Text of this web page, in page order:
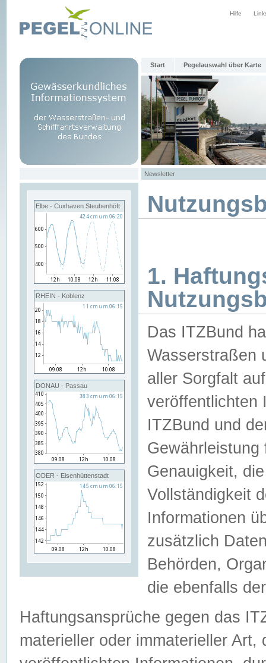
Hilfe
Start Pegelauswahl über Karte
Newsletter
Elbe - Cuxhaven Steubenhöft
RHEIN - Koblenz
DONAU - Passau
ODER - Eisenhüttenstadt
1.
Das ITZBund
Wasserstraßen
aller Sorgfalt
veröffentlichten
ITZBund und
Genauigkeit,
Vollständigkeit
Informationen
zusätzlich
Behörden,
die ebenfalls
Haftungsansprüche gegen das
materieller oder immaterieller